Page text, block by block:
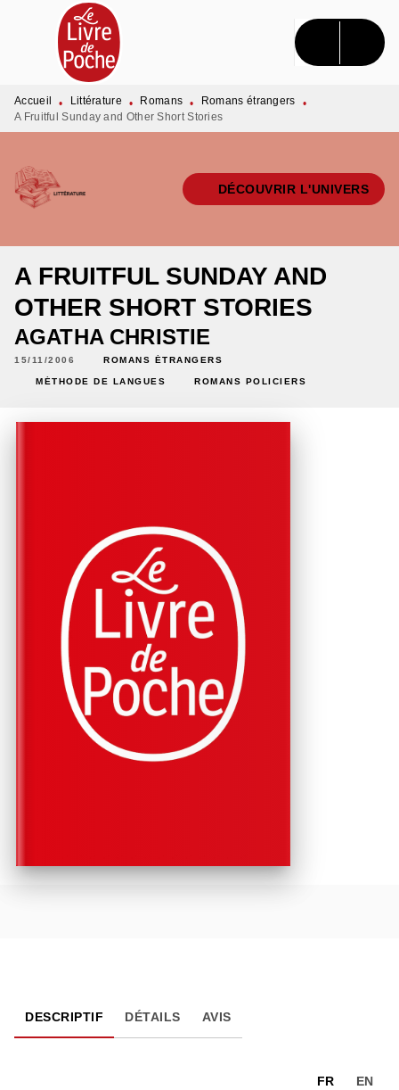
MENU RECHERCHE CONTENU
PIED DE PAGE
Accueil • Littérature • Romans • Romans étrangers
•
A Fruitful Sunday and Other Short Stories
DÉCOUVRIR L'UNIVERS
A FRUITFUL SUNDAY AND
OTHER SHORT STORIES
AGATHA CHRISTIE
15/11/2006 ROMANS ÉTRANGERS
MÉTHODE DE LANGUES ROMANS POLICIERS
DESCRIPTIF DÉTAILS AVIS
FR EN